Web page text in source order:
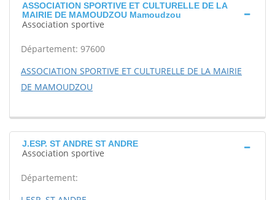
ASSOCIATION SPORTIVE ET CULTURELLE DE LA
MAIRIE DE MAMOUDZOU Mamoudzou
Association sportive
Département: 97600
ASSOCIATION SPORTIVE ET CULTURELLE DE LA MAIRIE
DE MAMOUDZOU
J.ESP. ST ANDRE ST ANDRE
Association sportive
Département: